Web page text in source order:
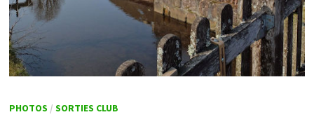
PHOTOS / SORTIES CLUB